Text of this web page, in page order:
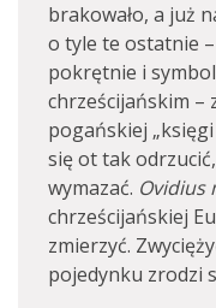
brakowało, a już
o tyle te ostatnie
pokrętnie i
chrześcijańskim –
pogańskiej
się ot tak
wymazać. Ovidius
chrześcijańskiej
zmierzyć.
pojedynku zrodzi